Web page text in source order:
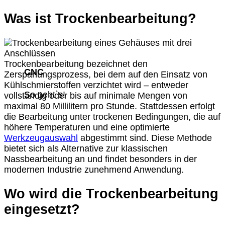
CNC
So geht`s!
Was ist Trockenbearbeitung?
Trockenbearbeitung bezeichnet den
Zerspanungsprozess, bei dem auf den Einsatz von
Kühlschmierstoffen verzichtet wird – entweder
vollständig oder bis auf minimale Mengen von
maximal 80 Millilitern pro Stunde. Stattdessen erfolgt
die Bearbeitung unter trockenen Bedingungen, die auf
höhere Temperaturen und eine optimierte
Werkzeugauswahl abgestimmt sind. Diese Methode
bietet sich als Alternative zur klassischen
Nassbearbeitung an und findet besonders in der
modernen Industrie zunehmend Anwendung.
Wo wird die Trockenbearbeitung
eingesetzt?